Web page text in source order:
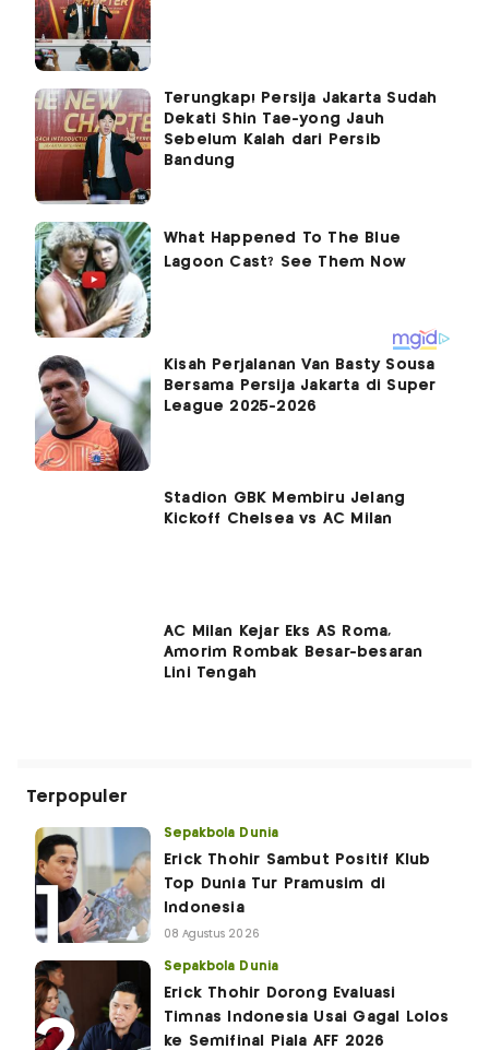
Terungkap! Persija Jakarta Sudah
Dekati Shin Tae-yong Jauh
Sebelum Kalah dari Persib
Bandung
Kisah Perjalanan Van Basty Sousa
Bersama Persija Jakarta di Super
League 2025-2026
Stadion GBK Membiru Jelang
Kickoff Chelsea vs AC Milan
AC Milan Kejar Eks AS Roma,
Amorim Rombak Besar-besaran
Lini Tengah
Terpopuler
Sepakbola Dunia
Erick Thohir Sambut Positif Klub
Top Dunia Tur Pramusim di
Indonesia
08 Agustus 2026
Sepakbola Dunia
Erick Thohir Dorong Evaluasi
Timnas Indonesia Usai Gagal Lolos
ke Semifinal Piala AFF 2026